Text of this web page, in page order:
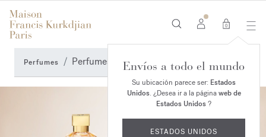
0
Envíos a todo el mundo
Su ubicación parece ser: Estados
Unidos. ¿Desea ir a la páginaweb de
Estados Unidos?
ESTADOS UNIDOS
Perfumes Perfumes de mujer